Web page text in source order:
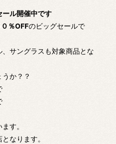
ール開催中です
％OFFのビッグセールで
サングラスも対象商品とな
か？？
す。
なります。